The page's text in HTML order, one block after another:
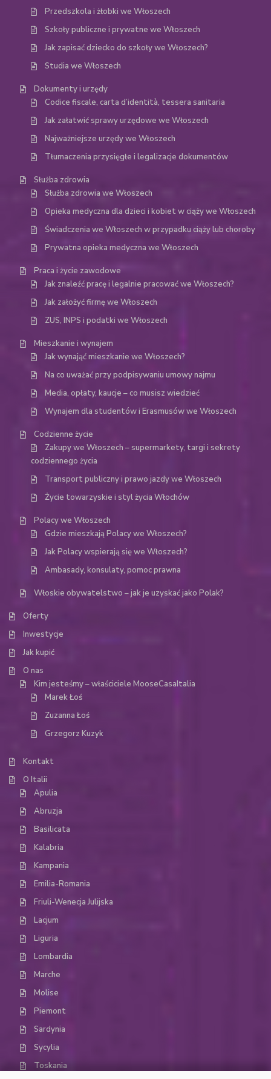
Przedszkola i żłobki we Włoszech
Szkoły publiczne i prywatne we Włoszech
Jak zapisać dziecko do szkoły we Włoszech?
Studia we Włoszech
Dokumenty i urzędy
Codice fiscale, carta d’identità, tessera sanitaria
Jak załatwić sprawy urzędowe we Włoszech
Najważniejsze urzędy we Włoszech
Tłumaczenia przysięgłe i legalizacje dokumentów
Służba zdrowia
Służba zdrowia we Włoszech
Opieka medyczna dla dzieci i kobiet w ciąży we Włoszech
Świadczenia we Włoszech w przypadku ciąży lub choroby
Prywatna opieka medyczna we Włoszech
Praca i życie zawodowe
Jak znaleźć pracę i legalnie pracować we Włoszech?
Jak założyć firmę we Włoszech
ZUS, INPS i podatki we Włoszech
Mieszkanie i wynajem
Jak wynająć mieszkanie we Włoszech?
Na co uważać przy podpisywaniu umowy najmu
Media, opłaty, kaucje – co musisz wiedzieć
Wynajem dla studentów i Erasmusów we Włoszech
Codzienne życie
Zakupy we Włoszech – supermarkety, targi i sekrety
codziennego życia
Transport publiczny i prawo jazdy we Włoszech
Życie towarzyskie i styl życia Włochów
Polacy we Włoszech
Gdzie mieszkają Polacy we Włoszech?
Jak Polacy wspierają się we Włoszech?
Ambasady, konsulaty, pomoc prawna
Włoskie obywatelstwo – jak je uzyskać jako Polak?
Oferty
Inwestycje
Jak kupić
O nas
Kim jesteśmy – właściciele MooseCasaItalia
Marek Łoś
Zuzanna Łoś
Grzegorz Kuzyk
Kontakt
O Italii
Apulia
Abruzja
Basilicata
Kalabria
Kampania
Emilia-Romania
Friuli-Wenecja Julijska
Lacjum
Liguria
Lombardia
Marche
Molise
Piemont
Sardynia
Sycylia
Toskania